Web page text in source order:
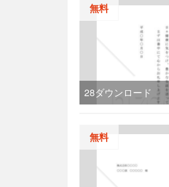
無料
28ダウンロード
無料